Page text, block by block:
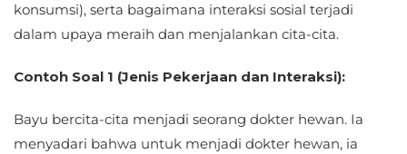
konsumsi), serta bagaimana interaksi sosial terjadi
dalam upaya meraih dan menjalankan cita-cita.
Contoh Soal 1 (Jenis Pekerjaan dan Interaksi):
Bayu bercita-cita menjadi seorang dokter hewan. Ia
menyadari bahwa untuk menjadi dokter hewan, ia